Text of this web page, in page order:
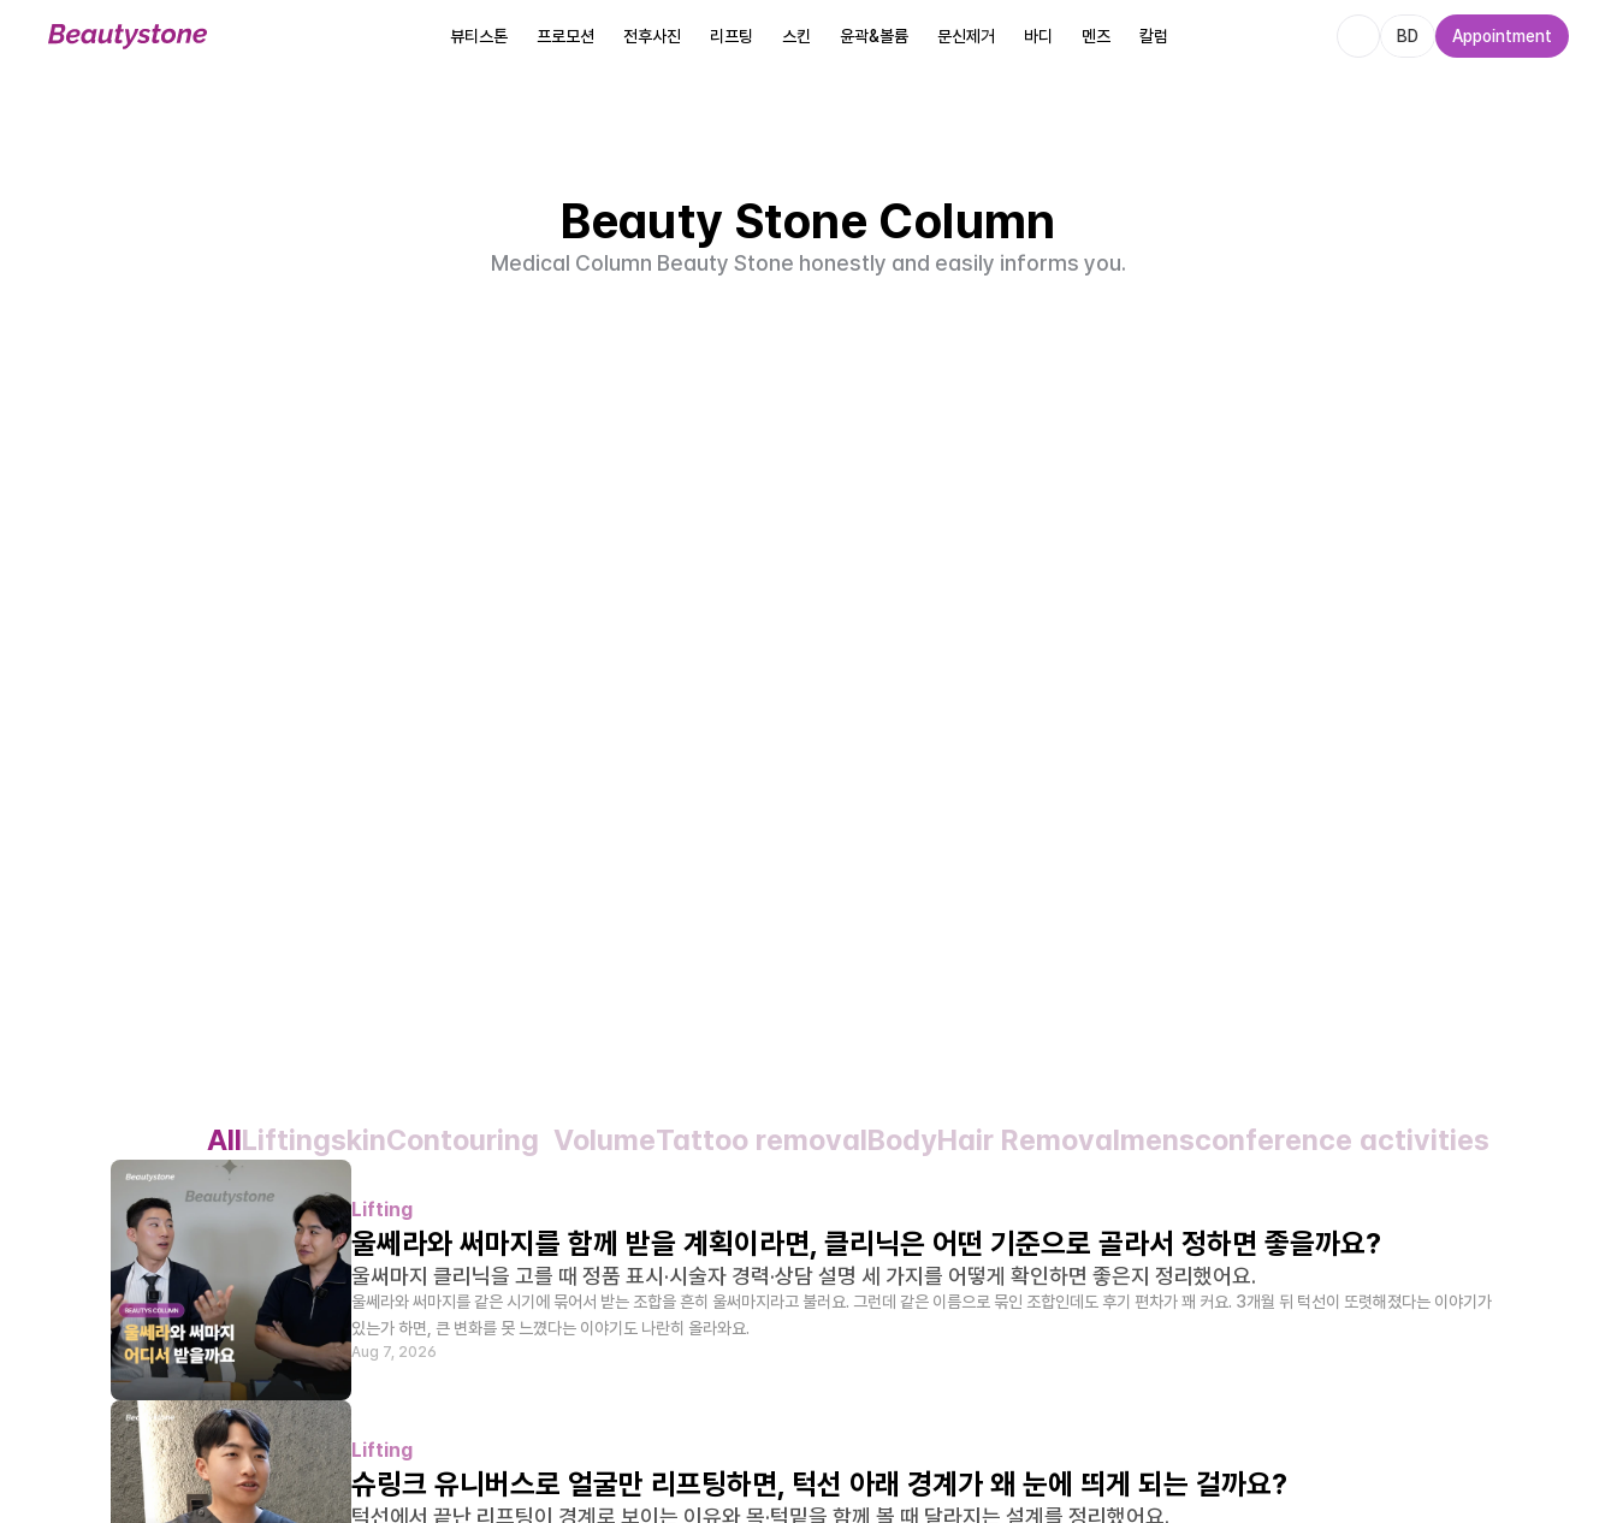
뷰티스톤
프로모션
전후사진
리프팅
스킨
윤곽&볼륨
문신제거
바디
멘즈
칼럼
BD Appointment
Beauty Stone Column
Medical Column Beauty Stone honestly and easily informs you.
AllLiftingskinContouring  VolumeTattoo removalBodyHair Removalmensconference activities
Lifting
울쎄라와 써마지를 함께 받을 계획이라면, 클리닉은 어떤 기준으로 골라서 정하면 좋을까요?
울써마지 클리닉을 고를 때 정품 표시·시술자 경력·상담 설명 세 가지를 어떻게 확인하면 좋은지 정리했어요.
울쎄라와 써마지를 같은 시기에 묶어서 받는 조합을 흔히 울써마지라고 불러요. 그런데 같은 이름으로 묶인 조합인데도 후기 편차가 꽤 커요. 3개월 뒤 턱선이 또렷해졌다는 이야기가
있는가 하면, 큰 변화를 못 느꼈다는 이야기도 나란히 올라와요.
Aug 7, 2026
Lifting
슈링크 유니버스로 얼굴만 리프팅하면, 턱선 아래 경계가 왜 눈에 띄게 되는 걸까요?
턱선에서 끝난 리프팅이 경계로 보이는 이유와 목·턱밑을 함께 볼 때 달라지는 설계를 정리했어요.